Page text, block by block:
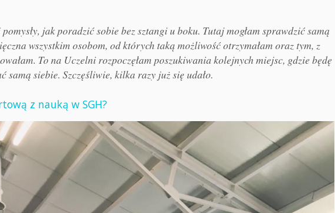
jak poradzić sobie bez sztangi u boku. Tutaj mogłam sprawdzić samą
wszystkim osobom, od których taką możliwość otrzymałam oraz tym, z
To na Uczelni rozpoczęłam poszukiwania kolejnych miejsc, gdzie będę
samą siebie. Szczęśliwie, kilka razy już się udało.
z nauką w SGH?